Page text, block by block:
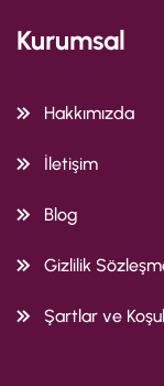
Kurumsal
Hakkımızda
İletişim
Blog
Gizlilik
Şartlar ve